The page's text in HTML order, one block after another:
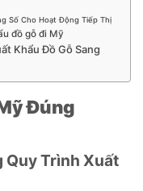
Số Cho Hoạt Động Tiếp Thị
đồ gỗ đi Mỹ
Khẩu Đồ Gỗ Sang
Đúng
Quy Trình Xuất